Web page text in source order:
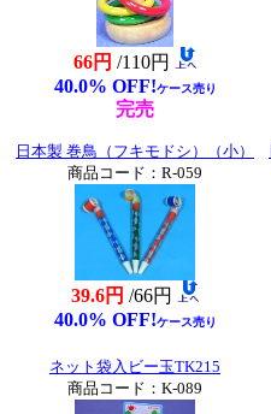
66円 /110円
40.0% OFF!ケース売り
完売
日本製 巻鳥（フキモドシ）（小）
商品コード：R-059
39.6円 /66円
40.0% OFF!ケース売り
ネット袋入ビー玉TK215
商品コード：K-089